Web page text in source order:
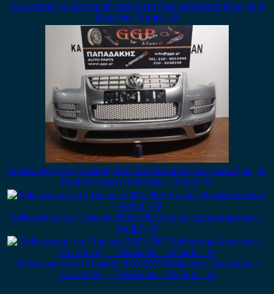
Ηλεκτρικός με Ηλεκτρική Ανάκληση Φως Ασφαλείας Φλας με 8
Καλώδια / Ασημί / Θ
Volkswagen (vw) Touareg 2007-2010 Εμπρός Προφυλακτήρας με
Προβολείς και Αισθητήρες / Ασημί / Θ
Volkswagen (vw) Touareg 2003-2007 Εμπρός Προφυλακτήρας –
Ασημί – Θ
Volkswagen (vw) Touareg 2003-2007 Καθρέπτης Αριστερός –
Ηλεκτρικός – 7 Καλώδια – Χρώμιο – Θ